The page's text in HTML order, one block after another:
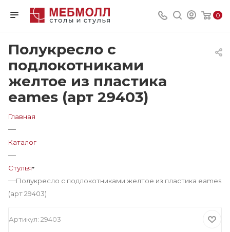
0
Полукресло с
подлокотниками
желтое из пластика
eames (арт 29403)
Главная
—
Каталог
—
Стулья
—Полукресло с подлокотниками желтое из пластика eames
(арт 29403)
Артикул: 29403